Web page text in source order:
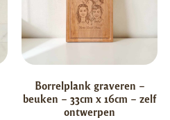
Borrelplank graveren –
beuken – 33cm x 16cm – zelf
ontwerpen